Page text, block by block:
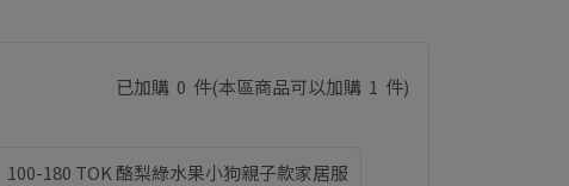
已加購 0 件(本區商品可以加購 1 件)
100-180 TOK 酪梨綠水果小狗親子款家居服